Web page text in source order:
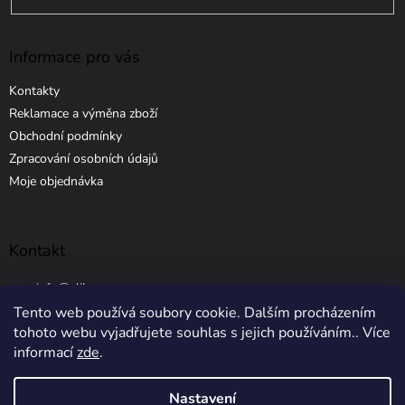
Tento web používá soubory cookie. Dalším procházením
tohoto webu vyjadřujete souhlas s jejich používáním.. Více
informacízde.
Nastavení
Informace pro vás
Kontakty
Reklamace a výměna zboží
Obchodní podmínky
Zpracování osobních údajů
Moje objednávka
Kontakt
info @ elibros.cz
+420 734 184 444